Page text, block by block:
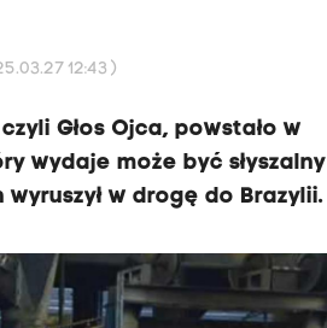
12:43 )
Głos Ojca, powstało w
wydaje może być słyszalny
w drogę do Brazylii.